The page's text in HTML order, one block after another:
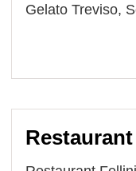
Gelato Treviso,